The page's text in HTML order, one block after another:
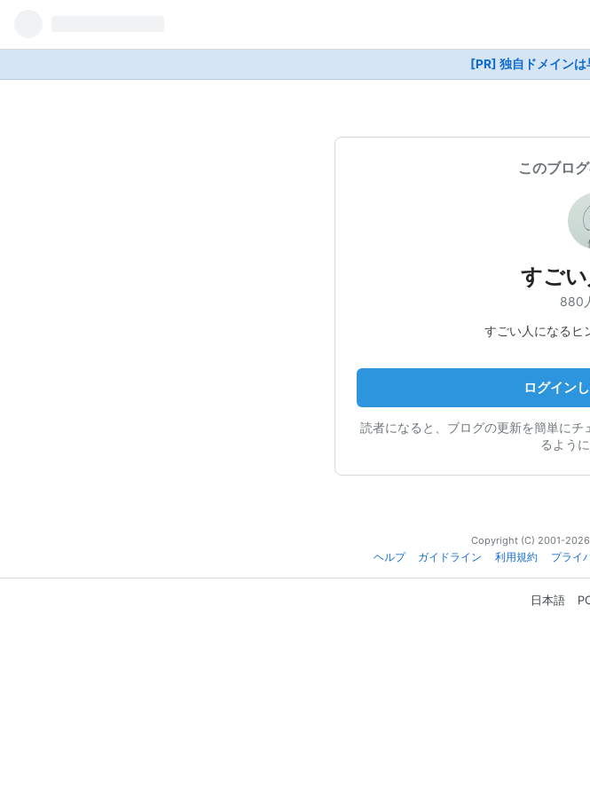
[PR] 独自ドメインは
このブロ
すご
880
すごい人になるヒ
ログイン
読者になると、ブログの更新を簡単に
るよう
Copyright (C) 2001-2026
ヘルプ
ガイドライン 利用規約 プライ
日本語